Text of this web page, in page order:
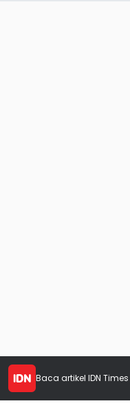
Baca artikel IDN Times